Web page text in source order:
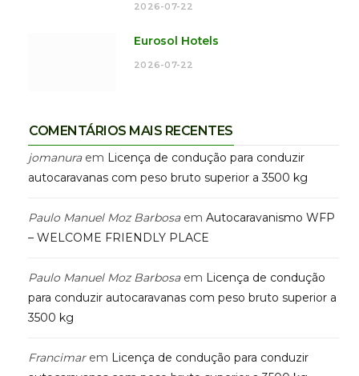
2026-07-22
Eurosol Hotels
2026-07-22
COMENTÁRIOS MAIS RECENTES
jomanuraem Licença de condução para conduzir
autocaravanas com peso bruto superior a 3500 kg
Paulo Manuel Moz Barbosaem Autocaravanismo WFP
– WELCOME FRIENDLY PLACE
Paulo Manuel Moz Barbosaem Licença de condução
para conduzir autocaravanas com peso bruto superior a
3500 kg
Francimarem Licença de condução para conduzir